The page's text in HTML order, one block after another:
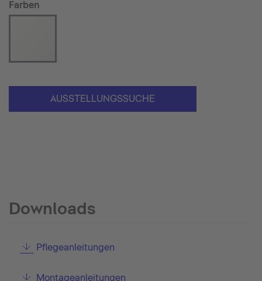
Farben
AUSSTELLUNGSSUCHE
Downloads
Pflegeanleitungen
Montageanleitungen